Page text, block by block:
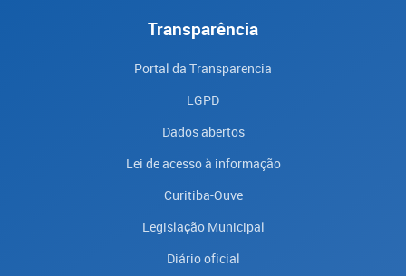
Transparência
Portal da Transparencia
LGPD
Dados abertos
Lei de acesso à informação
Curitiba-Ouve
Legislação Municipal
Diário oficial